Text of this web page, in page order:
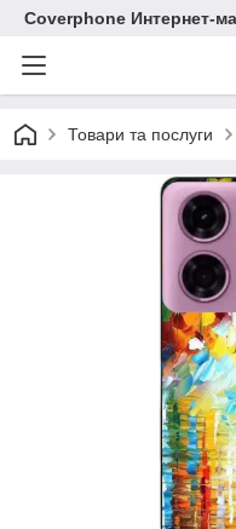
Coverphone Интернет-
Товари та послуги